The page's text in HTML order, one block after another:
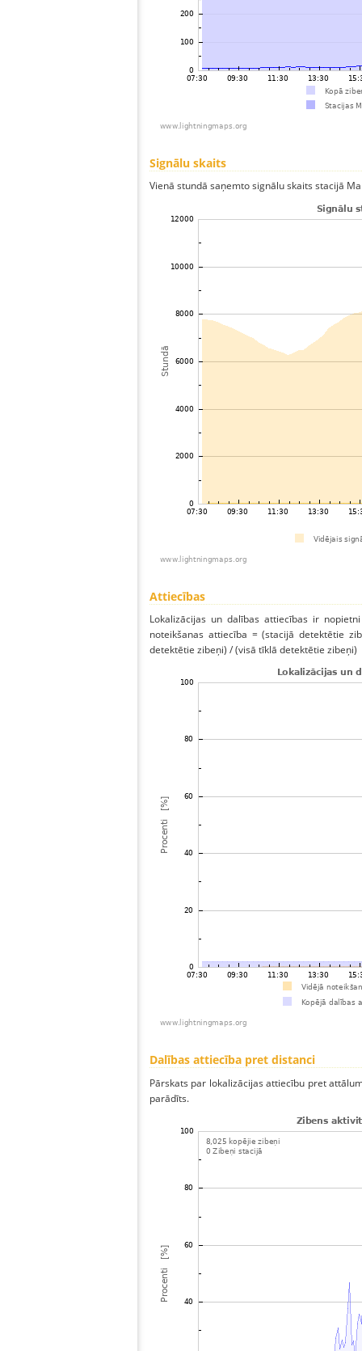
Signālu skaits
Vienā stundā saņemto signālu skaits stacijā
Attiecības
Lokalizācijas un dalības attiecības ir
noteikšanas attiecība = (stacijā detektētie
detektētie zibeņi) / (visā tīklā detektētie zibeņi)
Dalības attiecība pret distanci
Pārskats par lokalizācijas attiecību pret
parādīts.